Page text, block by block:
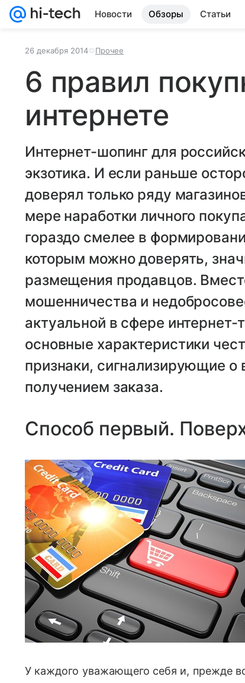
Новости Обзоры Статьи
26 декабря 2014 Прочее
6 правил
интернете
Интернет-шопинг для
экзотика. И если раньше
доверял только ряду
мере наработки личного
гораздо смелее в
которым можно доверять,
размещения продавцов.
мошенничества и
актуальной в сфере
основные характеристики
признаки, сигнализирующие о
получением заказа.
Способ первый.
У каждого уважающего себя и, прежде